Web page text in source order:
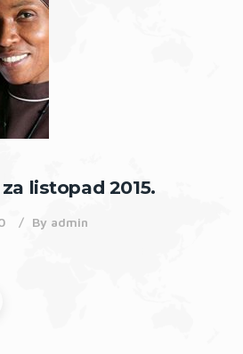
listopad 2015.
By admin